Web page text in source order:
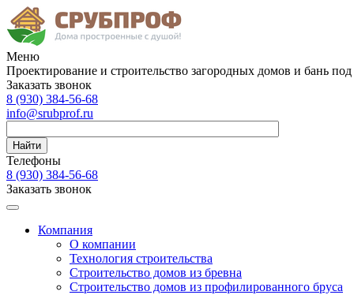
Меню
Проектирование и строительство загородных домов и бань
Заказать звонок
8 (930) 384-56-68
info@srubprof.ru
Найти
Телефоны
8 (930) 384-56-68
Заказать звонок
Компания
О компании
Технология строительства
Строительство домов из бревна
Строительство домов из профилированного бруса